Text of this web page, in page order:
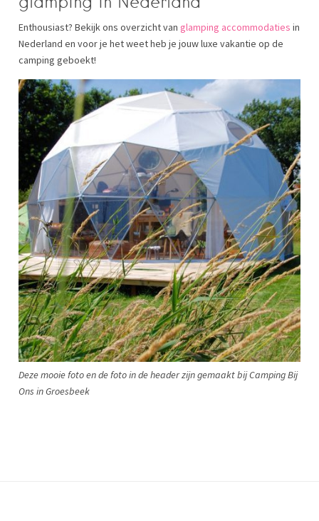
Enthousiast? Bekijk ons overzicht van glamping accommodaties in
Nederland en voor je het weet heb je jouw luxe vakantie op de
camping geboekt!
Deze mooie foto en de foto in de header zijn gemaakt bij Camping Bij
Ons in Groesbeek